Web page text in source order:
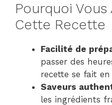
Pourquoi
Cette Recette
Facilité de
passer des
recette se fait
Saveurs
les ingrédients